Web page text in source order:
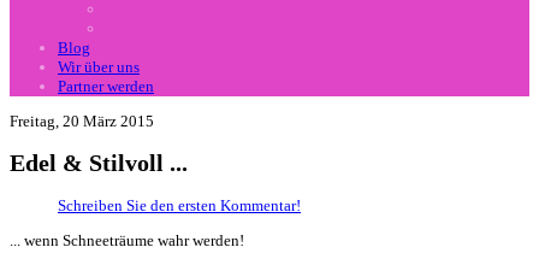
Blog
Wir über uns
Partner werden
Freitag, 20 März 2015
Edel & Stilvoll ...
Schreiben Sie den ersten Kommentar!
... wenn Schneeträume wahr werden!